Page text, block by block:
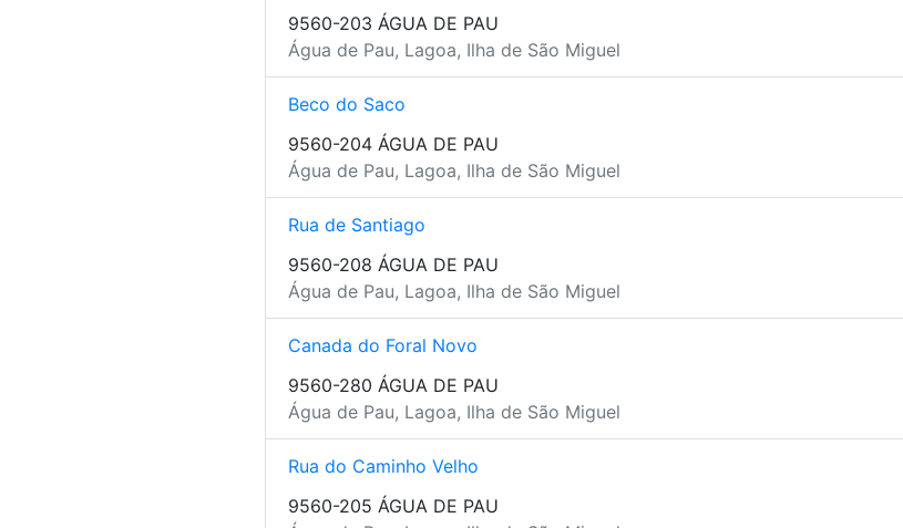
9560-203 ÁGUA DE PAU
Água de Pau, Lagoa, Ilha de São Miguel
Beco do Saco
9560-204 ÁGUA DE PAU
Água de Pau, Lagoa, Ilha de São Miguel
Rua de Santiago
9560-208 ÁGUA DE PAU
Água de Pau, Lagoa, Ilha de São Miguel
Canada do Foral Novo
9560-280 ÁGUA DE PAU
Água de Pau, Lagoa, Ilha de São Miguel
Rua do Caminho Velho
9560-205 ÁGUA DE PAU